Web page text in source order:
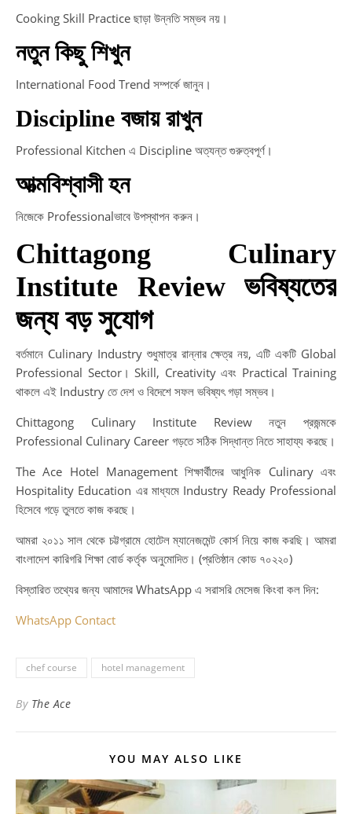
Cooking Skill Practice ছাড়া উন্নতি সম্ভব নয়।
নতুন কিছু শিখুন
International Food Trend সম্পর্কে জানুন।
Discipline বজায় রাখুন
Professional Kitchen এ Discipline অত্যন্ত গুরুত্বপূর্ণ।
আত্মবিশ্বাসী হন
নিজেকে Professionalভাবে উপস্থাপন করুন।
Chittagong Culinary
Institute Review ভবিষ্যতের
জন্য বড় সুযোগ
বর্তমানে Culinary Industry শুধুমাত্র রান্নার ক্ষেত্র নয়, এটি একটি Global
Professional Sector। Skill, Creativity এবং Practical Training
থাকলে এই Industry তে দেশ ও বিদেশে সফল ভবিষ্যৎ গড়া সম্ভব।
Chittagong Culinary Institute Review নতুন প্রজন্মকে
Professional Culinary Career গড়তে সঠিক সিদ্ধান্ত নিতে সাহায্য করছে।
The Ace Hotel Management শিক্ষার্থীদের আধুনিক Culinary এবং
Hospitality Education এর মাধ্যমে Industry Ready Professional
হিসেবে গড়ে তুলতে কাজ করছে।
আমরা ২০১১ সাল থেকে চট্টগ্রামে হোটেল ম্যানেজমেন্ট কোর্স নিয়ে কাজ করছি। আমরা
বাংলাদেশ কারিগরি শিক্ষা বোর্ড কর্তৃক অনুমোদিত। (প্রতিষ্ঠান কোড ৭০২২০)
বিস্তারিত তথ্যের জন্য আমাদের WhatsApp এ সরাসরি মেসেজ কিংবা কল দিন:
WhatsApp Contact
chef course hotel management
By The Ace
YOU MAY ALSO LIKE